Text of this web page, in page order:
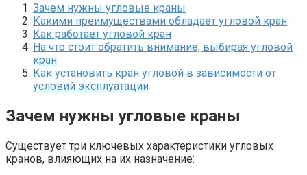
Зачем нужны угловые краны
Какими преимуществами обладает угловой кран
Как работает угловой кран
На что стоит обратить внимание, выбирая угловой
кран
Как установить кран угловой в зависимости от
условий эксплуатации
Зачем нужны угловые краны
Существует три ключевых характеристики угловых
кранов, влияющих на их назначение: